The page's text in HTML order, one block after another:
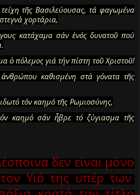
τῆς Βασιλεύουσας, τά φαγωμένα
χορτάρια,
κατάχαμα σάν ἑνός δυνατοῦ πού
ὁ πόλεμος γιά τήν πίστη τοῦ Χριστοῦ!
καθισμένη στά γόνατα τῆς
τόν καημό τῆς Ρωμιοσύνης,
καημό σάν ἧβρε τό ζύγιασμα τῆς
δεν είναι μόνο
Υιό της υπέρ των